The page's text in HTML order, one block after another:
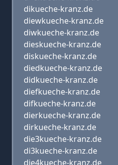
dikueche-kranz.de
diewkueche-kranz.de
diwkueche-kranz.de
dieskueche-kranz.de
diskueche-kranz.de
diedkueche-kranz.de
didkueche-kranz.de
diefkueche-kranz.de
difkueche-kranz.de
dierkueche-kranz.de
dirkueche-kranz.de
die3kueche-kranz.de
di3kueche-kranz.de
die4kueche-kranz.de